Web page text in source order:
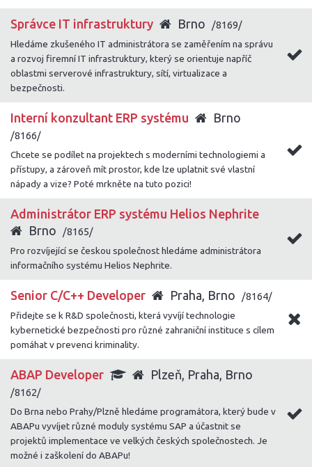
Správce IT infrastruktury Brno
/8169/
Hledáme zkušeného IT administrátora se zaměřením na správu
a rozvoj firemní IT infrastruktury, který se orientuje napříč
oblastmi serverové infrastruktury, sítí, virtualizace a
bezpečnosti.
Interní konzultant ERP systému Brno
/8166/
Chcete se podílet na projektech s moderními technologiemi a
přístupy, a zároveň mít prostor, kde lze uplatnit své vlastní
nápady a vize? Poté mrkněte na tuto pozici!
Administrátor ERP systému Helios Nephrite
Brno
/8165/
Pro rozvíjející se českou společnost hledáme administrátora
informačního systému Helios Nephrite.
Senior C/C++ Developer Praha, Brno
/8164/
Přidejte se k R&D společnosti, která vyvíjí technologie
kybernetické bezpečnosti pro různé zahraniční instituce s cílem
pomáhat v prevenci kriminality.
ABAP Developer Plzeň, Praha, Brno
/8162/
Do Brna nebo Prahy/Plzně hledáme programátora, který bude v
ABAPu vyvíjet různé moduly systému SAP a účastnit se
projektů implementace ve velkých českých společnostech. Je
možné i zaškolení do ABAPu!